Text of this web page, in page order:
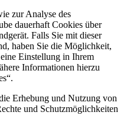
zur Analyse des
dauerhaft Cookies über
Falls Sie mit dieser
haben Sie die Möglichkeit,
Einstellung in Ihrem
Informationen hierzu
Erhebung und Nutzung von
und Schutzmöglichkeiten